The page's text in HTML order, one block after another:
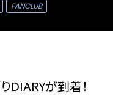
FANCLUB
DIARYが到着！